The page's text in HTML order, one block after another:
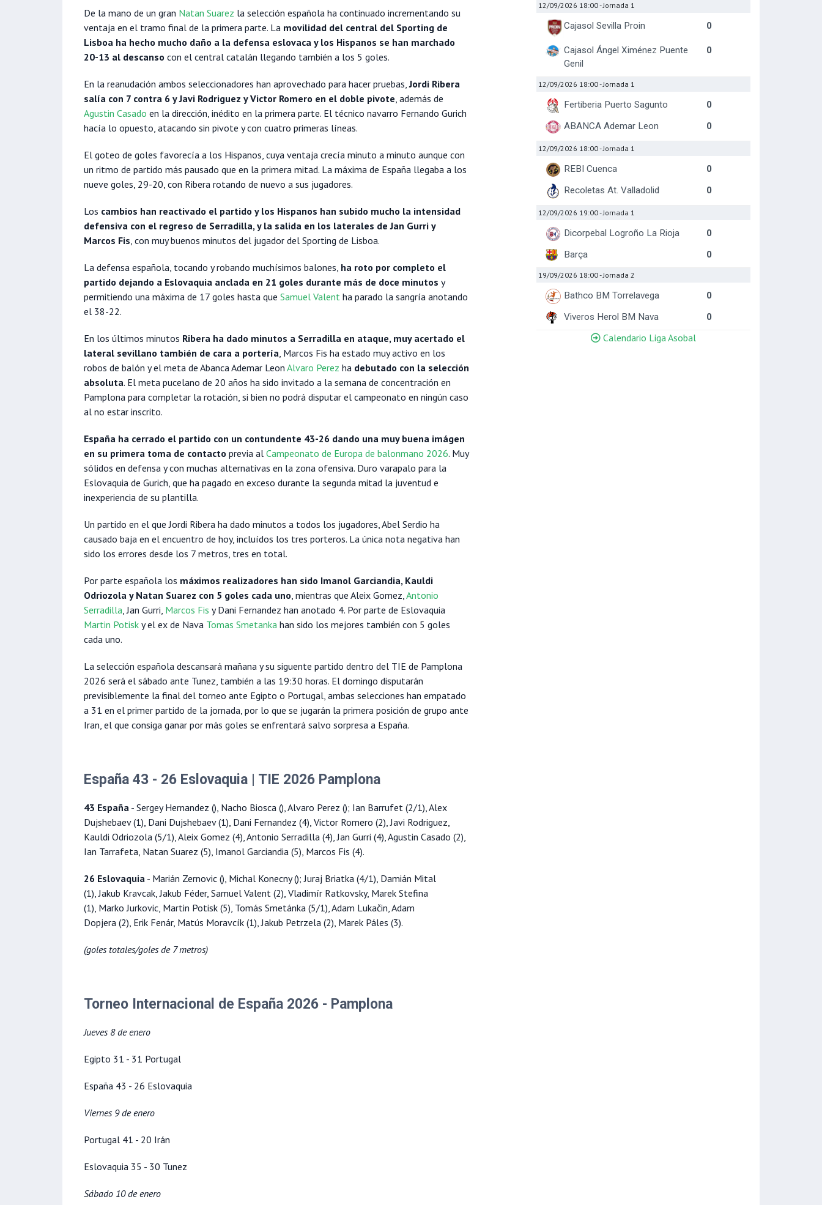
De la mano de un gran Natan Suarez la selección española ha continuado incrementando su
ventaja en el tramo final de la primera parte. La movilidad del central del Sporting de
Lisboa ha hecho mucho daño a la defensa eslovaca y los Hispanos se han marchado
20-13 al descanso con el central catalán llegando también a los 5 goles.
En la reanudación ambos seleccionadores han aprovechado para hacer pruebas,Jordi Ribera
salía con 7 contra 6 y Javi Rodriguez y Victor Romero en el doble pivote, además de
Agustin Casado en la dirección, inédito en la primera parte. El técnico navarro Fernando Gurich
hacía lo opuesto, atacando sin pivote y con cuatro primeras líneas.
El goteo de goles favorecía a los Hispanos, cuya ventaja crecía minuto a minuto aunque con
un ritmo de partido más pausado que en la primera mitad. La máxima de España llegaba a los
nueve goles, 29-20, con Ribera rotando de nuevo a sus jugadores.
Los cambios han reactivado el partido y los Hispanos han subido mucho la intensidad
defensiva con el regreso de Serradilla, y la salida en los laterales de Jan Gurri y
Marcos Fis, con muy buenos minutos del jugador del Sporting de Lisboa.
La defensa española, tocando y robando muchísimos balones, ha roto por completo el
partido dejando a Eslovaquia anclada en 21 goles durante más de doce minutos y
permitiendo una máxima de 17 goles hasta que Samuel Valent ha parado la sangría anotando
el 38-22.
En los últimos minutos Ribera ha dado minutos a Serradilla en ataque, muy acertado el
lateral sevillano también de cara a portería, Marcos Fis ha estado muy activo en los
robos de balón y el meta de Abanca Ademar Leon Alvaro Perez ha debutado con la selección
absoluta. El meta pucelano de 20 años ha sido invitado a la semana de concentración en
Pamplona para completar la rotación, si bien no podrá disputar el campeonato en ningún caso
al no estar inscrito.
España ha cerrado el partido con un contundente 43-26 dando una muy buena imágen
en su primera toma de contacto previa al Campeonato de Europa de balonmano 2026. Muy
sólidos en defensa y con muchas alternativas en la zona ofensiva. Duro varapalo para la
Eslovaquia de Gurich, que ha pagado en exceso durante la segunda mitad la juventud e
inexperiencia de su plantilla.
Un partido en el que Jordi Ribera ha dado minutos a todos los jugadores, Abel Serdio ha
causado baja en el encuentro de hoy, incluídos los tres porteros. La única nota negativa han
sido los errores desde los 7 metros, tres en total.
Por parte española los máximos realizadores han sido Imanol Garciandia, Kauldi
Odriozola y Natan Suarez con 5 goles cada uno, mientras que Aleix Gomez,Antonio
Serradilla, Jan Gurri, Marcos Fis y Dani Fernandez han anotado 4. Por parte de Eslovaquia
Martin Potisk y el ex de Nava Tomas Smetanka han sido los mejores también con 5 goles
cada uno.
La selección española descansará mañana y su siguente partido dentro del TIE de Pamplona
2026 será el sábado ante Tunez, también a las 19:30 horas. El domingo disputarán
previsiblemente la final del torneo ante Egipto o Portugal, ambas selecciones han empatado
a 31 en el primer partido de la jornada, por lo que se jugarán la primera posición de grupo ante
Iran, el que consiga ganar por más goles se enfrentará salvo sorpresa a España.
España 43 - 26 Eslovaquia | TIE 2026 Pamplona
43 España - Sergey Hernandez (), Nacho Biosca (), Alvaro Perez (); Ian Barrufet (2/1), Alex
Dujshebaev (1), Dani Dujshebaev (1), Dani Fernandez (4), Victor Romero (2), Javi Rodriguez,
Kauldi Odriozola (5/1), Aleix Gomez (4), Antonio Serradilla (4), Jan Gurri (4), Agustin Casado (2),
Ian Tarrafeta, Natan Suarez (5), Imanol Garciandia (5), Marcos Fis (4).
26 Eslovaquia - Marián Zernovic (), Michal Konecny (); Juraj Briatka (4/1), Damián Mital
(1), Jakub Kravcak, Jakub Féder, Samuel Valent (2), Vladimír Ratkovsky, Marek Stefina
(1), Marko Jurkovic, Martin Potisk (5), Tomás Smetánka (5/1), Adam Lukačin, Adam
Dopjera (2), Erik Fenár, Matús Moravcík (1), Jakub Petrzela (2), Marek Páles (3).
(goles totales/goles de 7 metros)
Torneo Internacional de España 2026 - Pamplona
Jueves 8 de enero
Egipto 31 - 31 Portugal
España 43 - 26 Eslovaquia
Viernes 9 de enero
Portugal 41 - 20 Irán
Eslovaquia 35 - 30 Tunez
Sábado 10 de enero
12/09/2026 18:00- Jornada 1
Cajasol Sevilla Proin 0
Cajasol Ángel Ximénez Puente
Genil
0
12/09/2026 18:00- Jornada 1
Fertiberia Puerto Sagunto
0
ABANCA Ademar Leon
0
12/09/2026 18:00- Jornada 1
REBI Cuenca
0
Recoletas At. Valladolid
0
12/09/2026 19:00- Jornada 1
Dicorpebal Logroño La Rioja
0
Barça
0
19/09/2026 18:00- Jornada 2
Bathco BM Torrelavega
0
Viveros Herol BM Nava
0
Calendario Liga Asobal